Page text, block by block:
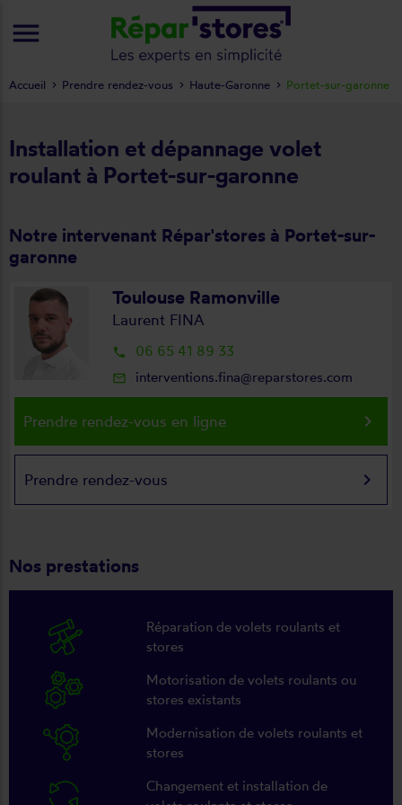
Installation et dépannage volet
roulant à Portet-sur-garonne
Notre intervenant Répar'stores à Portet-sur-
garonne
Toulouse Ramonville
Laurent FINA
local_phone 06 65 41 89 33
mail_outline interventions.fina@reparstores.com
Prendre rendez-vous en ligne keyboard_arrow_right
Prendre rendez-vous keyboard_arrow_right
Nos prestations
Réparation de volets roulants et
stores
Motorisation de volets roulants ou
stores existants
Modernisation de volets roulants et
stores
Changement et installation de
Accueil Prendre rendez-vous Haute-Garonne Portet-sur-garonne
menu